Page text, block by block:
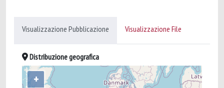
Visualizzazione Pubblicazione Visualizzazione File
Distribuzione geografica
+